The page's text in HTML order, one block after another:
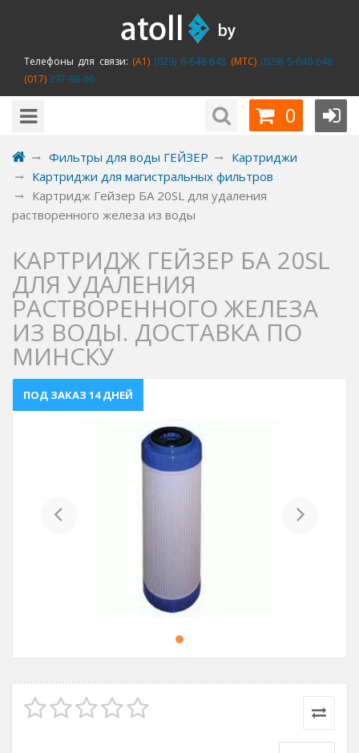
Телефоны для связи: (A1)(029) 6-648-648 (MTC)(029) 5-648-648
(017)397-98-66
0
Фильтры для воды ГЕЙЗЕР
Картриджи
Картриджи для магистральных фильтров
Картридж Гейзер БА 20SL для удаления
растворенного железа из воды
КАРТРИДЖ ГЕЙЗЕР БА 20SL
ДЛЯ УДАЛЕНИЯ
РАСТВОРЕННОГО ЖЕЛЕЗА
ИЗ ВОДЫ. ДОСТАВКА ПО
МИНСКУ
ПОД ЗАКАЗ 14 ДНЕЙ